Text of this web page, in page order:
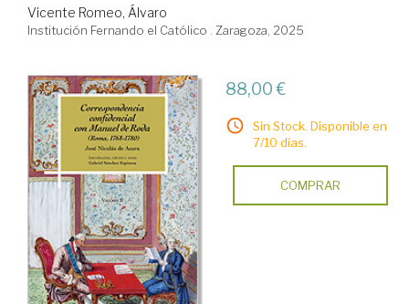
Vicente Romeo, Álvaro
Institución Fernando el Católico . Zaragoza, 2025
88,00 €
Sin Stock. Disponible en
7/10 días.
COMPRAR